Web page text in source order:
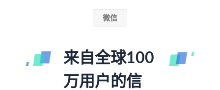
微信
来自全球100
万用户的信